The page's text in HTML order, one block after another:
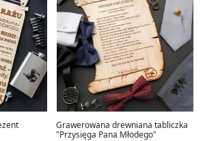
Grawerowana drewniana tabliczka
"Przysięga Pana Młodego"